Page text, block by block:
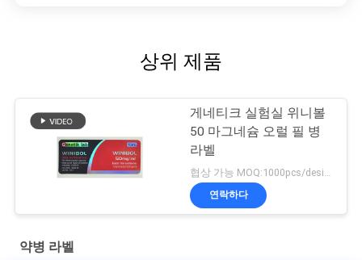
상위 제품
게네티크 실험실 위니볼
50 마그네슘 오럴 필 병
라벨
협상 가능 MOQ:1000pcs/design
연락하다
약병 라벨